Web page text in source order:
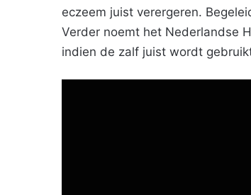
eczeem juist verergeren.
Verder noemt het Nederlandse
indien de zalf juist wordt